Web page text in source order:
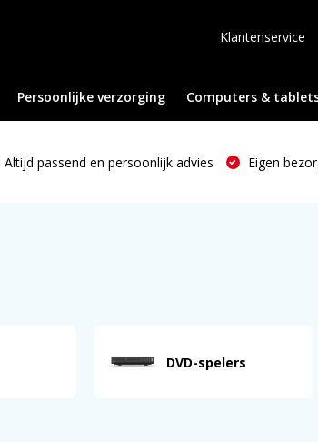
Klantenservice
Persoonlijke verzorging Computers &
Altijd passend en persoonlijk advies Eigen
DVD-spelers